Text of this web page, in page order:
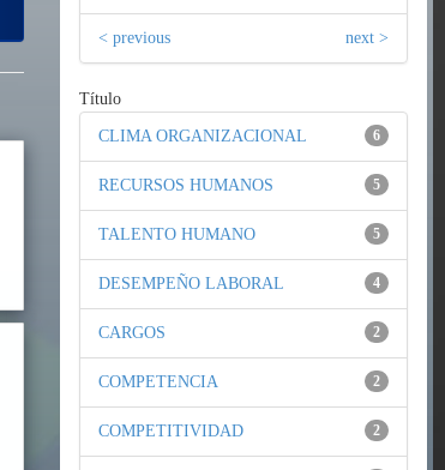
< previous next >
Título
6
CLIMA ORGANIZACIONAL
5
RECURSOS HUMANOS
5
TALENTO HUMANO
4
DESEMPEÑO LABORAL
2
CARGOS
2
COMPETENCIA
2
COMPETITIVIDAD